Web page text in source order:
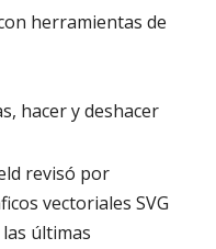
herramientas de
hacer y deshacer
revisó por
vectoriales SVG
últimas